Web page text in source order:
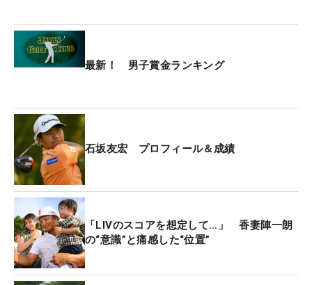
最新！ 男子賞金ランキング
石坂友宏 プロフィール＆成績
「LIVのスコアを想定して…」 香妻陣一朗
の“意識”と痛感した“位置”